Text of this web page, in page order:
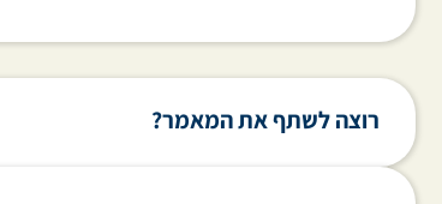
רוצה לשתף את המאמר?